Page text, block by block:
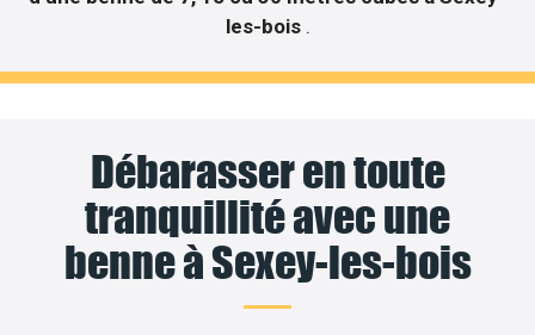
les-bois .
Débarasser en toute
tranquillité avec une
benne à Sexey-les-bois